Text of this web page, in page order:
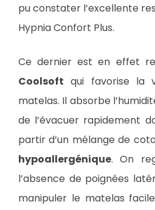
pu constater l’excellente
Hypnia Confort Plus.
Ce dernier est en effet
Coolsoft qui favorise la
matelas. Il absorbe
de l’évacuer rapidement
partir d’un mélange de
hypoallergénique. On
l’absence de poignées
manipuler le matelas